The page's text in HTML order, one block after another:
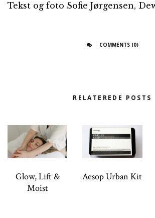
Tekst og foto Sofie Jørgensen,
COMMENTS (0)
RELATEREDE POSTS
Glow, Lift &
Moist
Aesop Urban Kit